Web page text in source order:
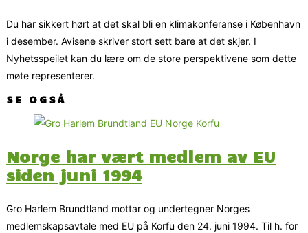
Du har sikkert hørt at det skal bli en klimakonferanse i København
i desember. Avisene skriver stort sett bare at det skjer. I
Nyhetsspeilet kan du lære om de store perspektivene som dette
møte representerer.
SE OGSÅ
Norge har vært medlem av EU
siden juni 1994
Gro Harlem Brundtland mottar og undertegner Norges
medlemskapsavtale med EU på Korfu den 24. juni 1994. Til h. for